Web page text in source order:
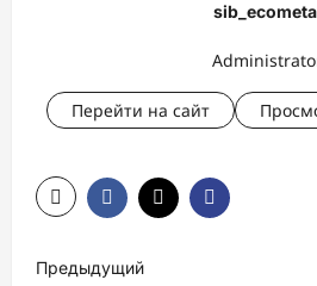
Перейти на сайт
Предыдущий